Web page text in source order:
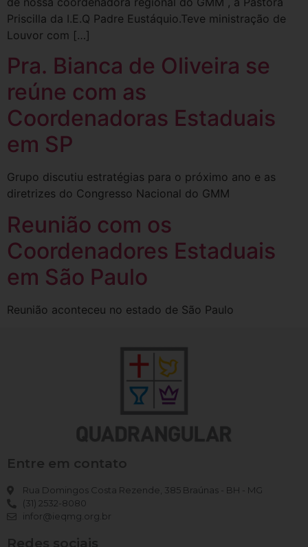
Priscilla da I.E.Q Padre Eustáquio.Teve ministração de
Louvor com […]
Pra. Bianca de Oliveira se
reúne com as
Coordenadoras Estaduais
em SP
Grupo discutiu estratégias para o próximo ano e as
diretrizes do Congresso Nacional do GMM
Reunião com os
Coordenadores Estaduais
em São Paulo
Reunião aconteceu no estado de São Paulo
Entre em contato
Rua Domingos Costa Rezende, 385 Braúnas - BH - MG
(31) 2532-8080
infor@ieqmg.org.br
Redes sociais